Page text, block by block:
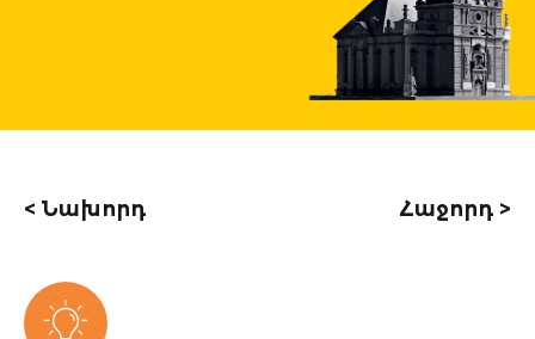
< Նախորդ Հաջորդ >